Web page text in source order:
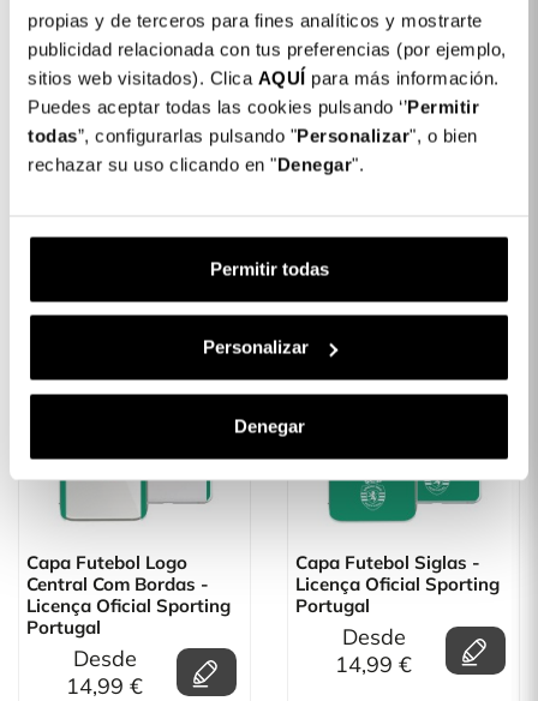
propias y de terceros para fines analíticos y mostrarte
publicidad relacionada con tus preferencias (por ejemplo,
sitios web visitados). Clica AQUÍ para más información.
Puedes aceptar todas las cookies pulsando ‘’Permitir
todas”, configurarlas pulsando "Personalizar", o bien
rechazar su uso clicando en "Denegar".
Permitir todas
Personalizar
Denegar
Capa Com Brilhantes
Para IPhone 11 Pro Max
14,99 €
Capa Silicone Protetor
De Câmara Colorida Para
IPhone 11 Pro Max
Capa Futebol Logo
Central Com Bordas -
Licença Oficial Sporting
Portugal
Desde
14,99 €
Capa Futebol Siglas -
Licença Oficial Sporting
Portugal
Desde
14,99 €